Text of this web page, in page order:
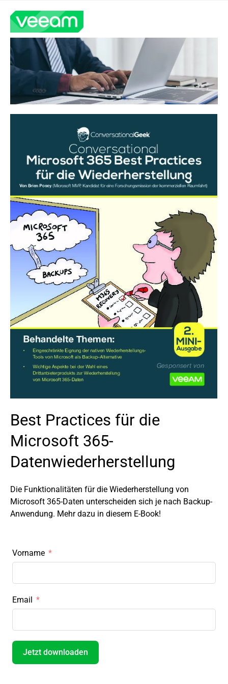
Best Practices für die
Microsoft 365-
Datenwiederherstellung
Die Funktionalitäten für die Wiederherstellung von
Microsoft 365-Daten unterscheiden sich je nach Backup-
Anwendung. Mehr dazu in diesem E-Book!
Vorname
Email
Jetzt downloaden